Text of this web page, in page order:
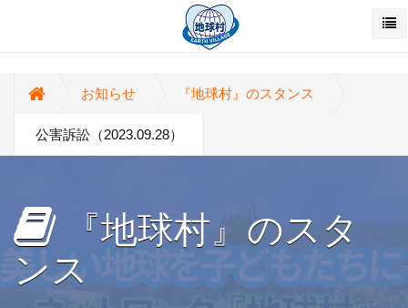
お知らせ 『地球村』のスタンス
公害訴訟（2023.09.28）
『地球村』のスタ
ンス